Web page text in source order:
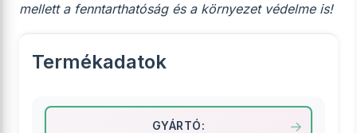
mellett a fenntarthatóság és a környezet védelme is!
Termékadatok
GYÁRTÓ: